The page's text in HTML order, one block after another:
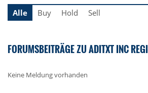
Alle Buy Hold Sell
FORUMSBEITRÄGE ZU ADITXT INC
Keine Meldung vorhanden